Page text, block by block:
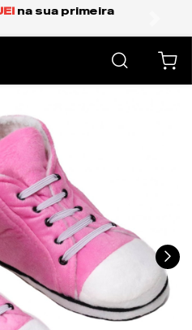
Frete Grátis Expresso para o